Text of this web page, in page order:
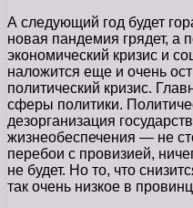
А следующий год будет
новая пандемия грядет, а
экономический кризис и
наложится еще и очень
политический кризис.
сферы политики.
дезорганизация
жизнеобеспечения — не
перебои с провизией,
не будет. Но то, что
так очень низкое в